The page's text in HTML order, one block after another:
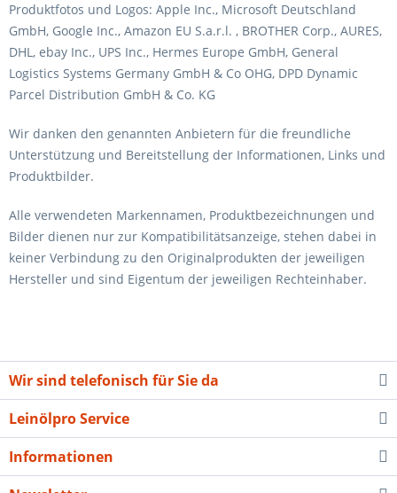
Produktfotos und Logos: Apple Inc., Microsoft Deutschland
GmbH, Google Inc., Amazon EU S.a.r.l. , BROTHER Corp., AURES,
DHL, ebay Inc., UPS Inc., Hermes Europe GmbH, General
Logistics Systems Germany GmbH & Co OHG, DPD Dynamic
Parcel Distribution GmbH & Co. KG
Wir danken den genannten Anbietern für die freundliche
Unterstützung und Bereitstellung der Informationen, Links und
Produktbilder.
Alle verwendeten Markennamen, Produktbezeichnungen und
Bilder dienen nur zur Kompatibilitätsanzeige, stehen dabei in
keiner Verbindung zu den Originalprodukten der jeweiligen
Hersteller und sind Eigentum der jeweiligen Rechteinhaber.
Wir sind telefonisch für Sie da
Leinölpro Service
Informationen